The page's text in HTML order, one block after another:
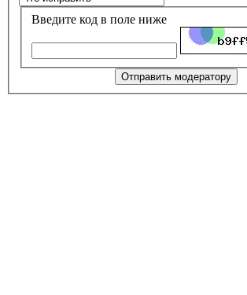
Введите код в поле ниже
Отправить модератору